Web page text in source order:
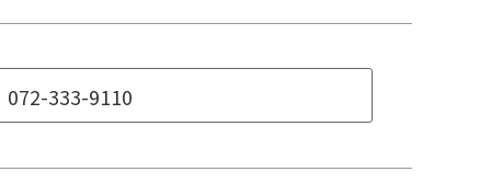
072-333-9110